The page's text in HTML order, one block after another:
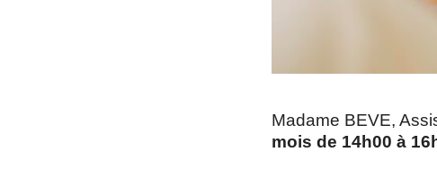
Madame BEVE,
mois de 14h00 à